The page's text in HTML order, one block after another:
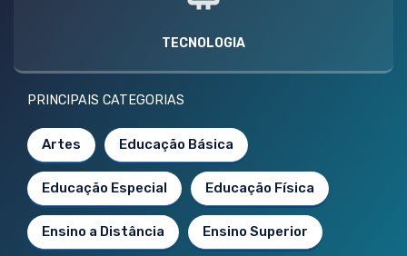
TECNOLOGIA
PRINCIPAIS CATEGORIAS
Artes Educação Básica
Educação Especial Educação Física
Ensino a Distância Ensino Superior